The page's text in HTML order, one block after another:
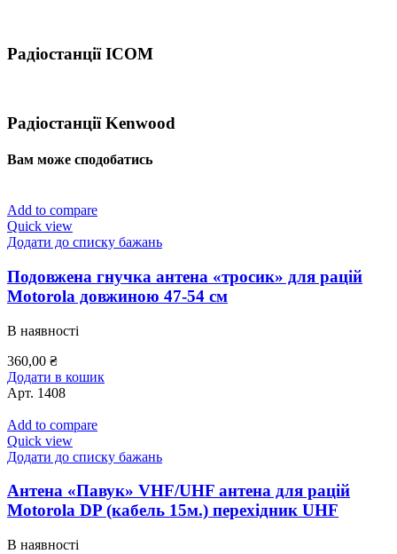
Радіостанції ICOM
Радіостанції Kenwood
Вам може сподобатись
Add to compare
Quick view
Додати до списку бажань
Подовжена гнучка антена «тросик» для рацій
Motorola довжиною 47-54 см
В наявності
360,00 ₴
Додати в кошик
Арт. 1408
Add to compare
Quick view
Додати до списку бажань
Антена «Павук» VHF/UHF антена для рацій
Motorola DP (кабель 15м.) перехідник UHF
В наявності